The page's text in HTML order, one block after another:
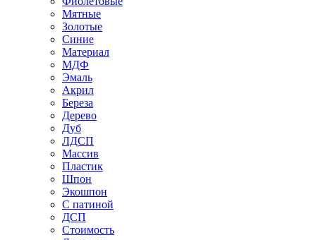
Мятные
Золотые
Синие
Материал
МДФ
Эмаль
Акрил
Береза
Дерево
Дуб
ЛДСП
Массив
Пластик
Шпон
Экошпон
С патиной
ДСП
Стоимость